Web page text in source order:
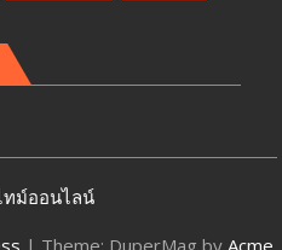
ทม์ออนไลน์
| Theme: DuperMag by Acme